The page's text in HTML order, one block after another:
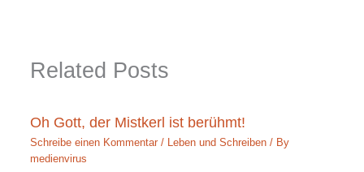
Related Posts
Oh Gott, der Mistkerl ist berühmt!
Schreibe einen Kommentar / Leben und Schreiben/ By
medienvirus